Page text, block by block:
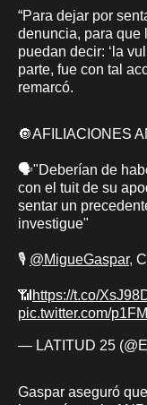
“Para dejar por
denuncia, para que
puedan decir: ‘la
parte, fue con tal
remarcó.
🔘AFILIACIONES
🗣️"Deberían de
con el tuit de su
sentar un
investigue"
🎙️ @MigueGaspar,
📶 https://t.co/
pic.twitter.com/
— LATITUD 25
Gaspar aseguró